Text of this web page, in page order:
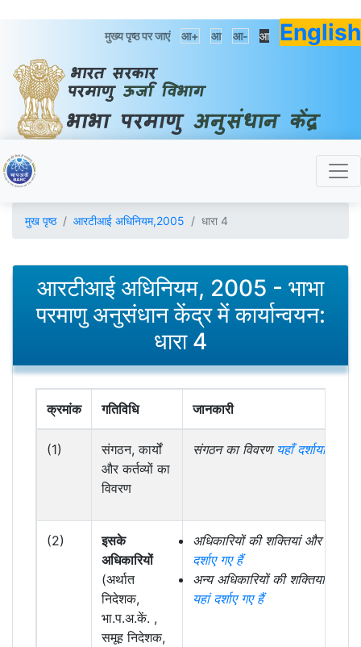
मुख्य पृष्ठ पर जाएं आ+ आ आ- आ English
मुख पृष्ठ आरटीआई अधिनियम,2005 धारा 4
आरटीआई अधिनियम, 2005 - भाभा
परमाणु अनुसंधान केंद्र में कार्यान्वयन:
धारा 4
क्रमांक गतिविधि जानकारी
(1)
संगठन, कार्यों
और कर्तव्यों का
विवरण
संगठन का विवरण यहाँ दर्शाया गया है
(2)
इसके
अधिकारियों
(अर्थात
निदेशक,
भा.प.अ.कें. ,
समूह निदेशक,
अधिकारियों की शक्तियां और कर्तव्य
दर्शाए गए हैं
अन्य अधिकारियों की शक्तियां एवं
यहां दर्शाए गए हैं